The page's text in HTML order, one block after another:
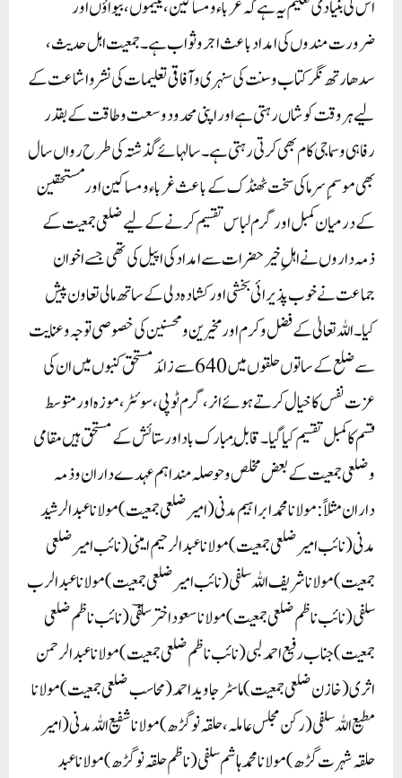
اس کی بنیادی تعلیم یہ ہے کہ غرباء و مساکین، یتیموں، بیواؤں اور
ضرورت مندوں کی امداد باعث اجر و ثواب ہے۔ جمعیت اہل حدیث،
سدھارتھ نگر کتاب و سنت کی سنہری وآفاقی تعلیمات کی نشر و اشاعت کے
لیے ہر وقت کوشاں رہتی ہے اور اپنی محدود وسعت وطاقت کے بقدر
رفاہی وسماجی کام بھی کرتی رہتی ہے۔ سالہائے گذشتہ کی طرح رواں سال
بھی موسمِ سرما کی سخت ٹھنڈک کے باعث غرباء و مساکین اور مستحقین
کے درمیان کمبل اور گرم لباس تقسیم کرنے کے لیے ضلعی جمعیت کے
ذمہ داروں نے اہلِ خیر حضرات سے امداد کی اپیل کی تھی جسے اخوان
جماعت نے خوب پذیرائی بخشی اور کشادہ دلی کے ساتھ مالی تعاون پیش
کیا۔ اللہ تعالیٰ کے فضل و کرم اور مخیرین و محسنین کی خصوصی توجہ وعنایت
سےضلع کے ساتوں حلقوں میں 640 سے زائد مستحق کنبوں میں ان کی
عزت نفس کا خیال کرتے ہوئے انر، گرم ٹوپی، سوئٹر، موزہ اور متوسط
قسم کا کمبل تقسیم کیا گیا۔ قابلِ مبارک باد اور ستائش کے مستحق ہیں مقامی
وضلعی جمعیت کے بعض مخلص و حوصلہ مند اہم عہدے داران و ذمہ
داران مثلاً : مولانا محمد ابراہیم مدنی (امیر ضلعی جمعیت) مولانا عبد الرشید
مدنی (نائب امیر ضلعی جمعیت) مولانا عبد الرحیم امینی (نائب امیر ضلعی
جمعیت) مولانا شریف اللہ سلفی (نائب امیر ضلعی جمعیت) مولانا عبد الرب
سلفی (نائب ناظم ضلعی جمعیت) مولانا سعود اختر سلفؔی (نائب ناظم ضلعی
جمعیت) جناب رفیع احمد لبی (نائب ناظم ضلعی جمعیت) مولانا عبد الرحمن
اثری (خازن ضلعی جمعیت) ماسٹر جاوید احمد (محاسب ضلعی جمعیت) مولانا
مطیع اللہ سلفی (رکن مجلس عاملہ، حلقہ نوگڑھ) مولانا شفیع اللہ مدنی (امیر
حلقہ شہرت گڑھ) مولانا محمد ہاشم سلفی (ناظم حلقہ نوگڑھ) مولانا عبد